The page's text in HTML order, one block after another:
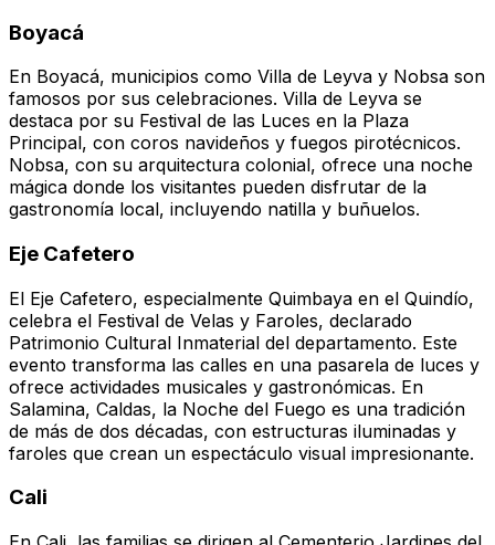
Boyacá
En Boyacá, municipios como Villa de Leyva y Nobsa son
famosos por sus celebraciones. Villa de Leyva se
destaca por su Festival de las Luces en la Plaza
Principal, con coros navideños y fuegos pirotécnicos.
Nobsa, con su arquitectura colonial, ofrece una noche
mágica donde los visitantes pueden disfrutar de la
gastronomía local, incluyendo natilla y buñuelos.
Eje Cafetero
El Eje Cafetero, especialmente Quimbaya en el Quindío,
celebra el Festival de Velas y Faroles, declarado
Patrimonio Cultural Inmaterial del departamento. Este
evento transforma las calles en una pasarela de luces y
ofrece actividades musicales y gastronómicas. En
Salamina, Caldas, la Noche del Fuego es una tradición
de más de dos décadas, con estructuras iluminadas y
faroles que crean un espectáculo visual impresionante.
Cali